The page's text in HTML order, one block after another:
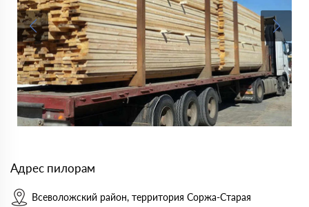
Адрес пилорам
Всеволожский район, территория Соржа-Старая